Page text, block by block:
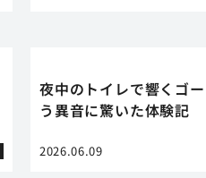
夜中のトイレで響くゴ
う異音に驚いた体験記
2026.06.09